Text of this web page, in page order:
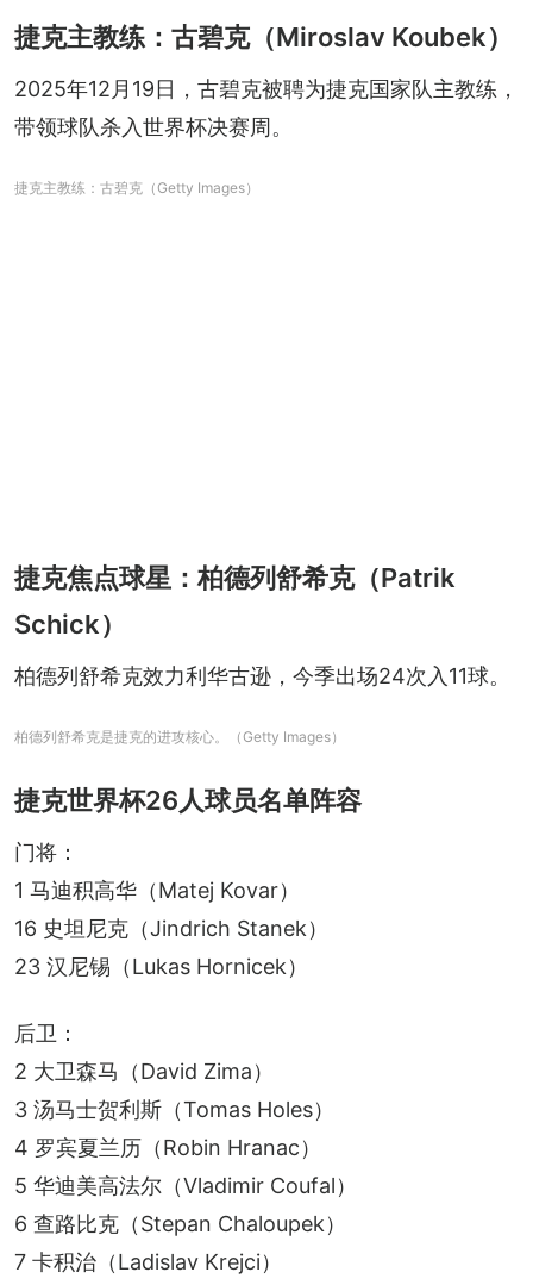
捷克主教练：古碧克（Miroslav Koubek）
2025年12月19日，古碧克被聘为捷克国家队主教练，
带领球队杀入世界杯决赛周。
捷克主教练：古碧克（Getty Images）
捷克焦点球星：柏德列舒希克（Patrik
Schick）
柏德列舒希克效力利华古逊，今季出场24次入11球。
柏德列舒希克是捷克的进攻核心。（Getty Images）
捷克世界杯26人球员名单阵容
门将：
1 马迪积高华（Matej Kovar）
16 史坦尼克（Jindrich Stanek）
23 汉尼锡（Lukas Hornicek）
后卫：
2 大卫森马（David Zima）
3 汤马士贺利斯（Tomas Holes）
4 罗宾夏兰历（Robin Hranac）
5 华迪美高法尔（Vladimir Coufal）
6 查路比克（Stepan Chaloupek）
7 卡积治（Ladislav Krejci）